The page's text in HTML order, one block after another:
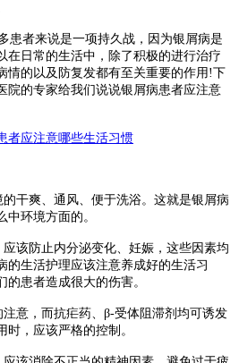
者来说是一项持久战，因为银屑病是
在日常的生活中，除了积极的进行治疗
情的以及防复发都有至关重要的作用!下
院的专家给我们说说银屑病患者应注意
干爽、通风、便于洗浴。这就是银屑病
环境方面的。
该防止内分泌变化、妊娠，这些因素均
的生活护理应该注意养成好的生活习
患者造成很大的伤害。
意，而抗疟药、β-受体阻滞剂均可诱发
，应该严格的控制。